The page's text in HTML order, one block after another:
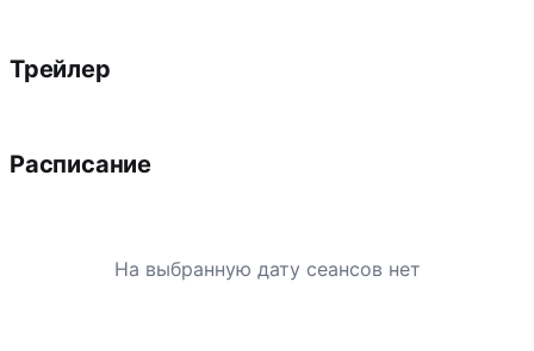
Трейлер
Расписание
На выбранную дату сеансов нет